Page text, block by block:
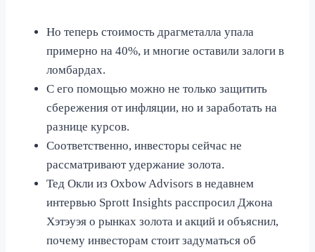
Но теперь стоимость драгметалла упала
примерно на 40%, и многие оставили залоги в
ломбардах.
С его помощью можно не только защитить
сбережения от инфляции, но и заработать на
разнице курсов.
Соответственно, инвесторы сейчас не
рассматривают удержание золота.
Тед Окли из Oxbow Advisors в недавнем
интервью Sprott Insights расспросил Джона
Хэтэуэя о рынках золота и акций и объяснил,
почему инвесторам стоит задуматься об